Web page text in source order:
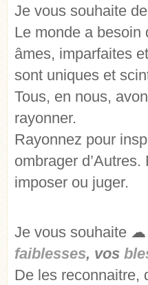
Je vous souhaite de
Le monde a besoin
âmes, imparfaites
sont uniques et
Tous, en nous,
rayonner.
Rayonnez pour
ombrager
imposer ou juger.
Je vous souhaite ☁
faiblesses, vos
De les reconnaitre,